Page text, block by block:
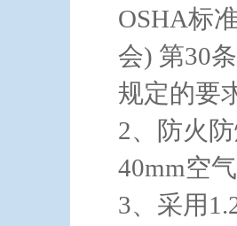
OSHA标
会) 第30条
规定的要
2、防火
40mm空
3、采用